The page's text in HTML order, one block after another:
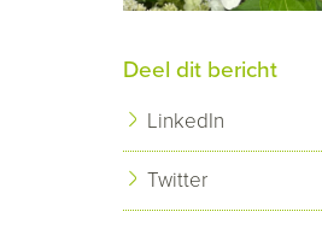
Deel dit bericht
LinkedIn
Twitter